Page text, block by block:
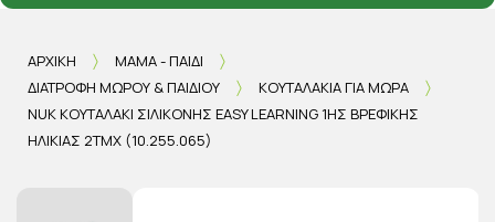
ΑΡΧΙΚΉ
ΜΑΜΆ - ΠΑΙΔΊ
ΔΙΑΤΡΟΦΉ ΜΩΡΟΎ & ΠΑΙΔΙΟΎ
ΚΟΥΤΑΛΆΚΙΑ ΓΙΑ ΜΩΡΆ
NUK ΚΟΥΤΑΛΆΚΙ ΣΙΛΙΚΌΝΗΣ EASY LEARNING 1ΗΣ ΒΡΕΦΙΚΉΣ
ΗΛΙΚΊΑΣ 2ΤΜΧ (10.255.065)